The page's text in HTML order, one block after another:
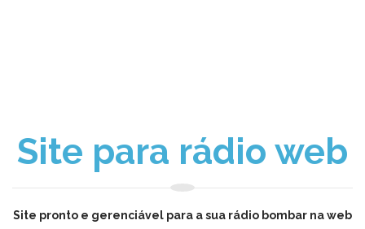
Site para rádio web
Site pronto e gerenciável para a sua rádio bombar na web